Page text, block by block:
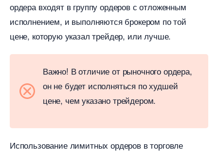
ордера входят в группу ордеров с отложенным
исполнением, и выполняются брокером по той
цене, которую указал трейдер, или лучше.
ажно! отличие от рыночного ордера,
он не будет исполняться по худшей
цене, чем указано трейдером.
Использование лимитных ордеров в торговле